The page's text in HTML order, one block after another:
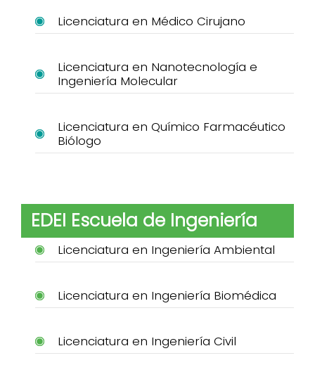
Licenciatura en Médico Cirujano
Licenciatura en Nanotecnología e
Ingeniería Molecular
Licenciatura en Químico Farmacéutico
Biólogo
EDEI Escuela de Ingeniería
Licenciatura en Ingeniería Ambiental
Licenciatura en Ingeniería Biomédica
Licenciatura en Ingeniería Civil